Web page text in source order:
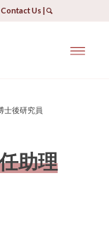
Contact Us |
士後研究員
助理